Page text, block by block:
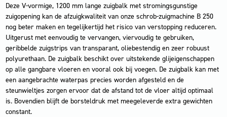
Deze V-vormige, 1200 mm lange zuigbalk met stromingsgunstige
zuigopening kan de afzuigkwaliteit van onze schrob-zuigmachine B 250
nog beter maken en tegelijkertijd het risico van verstopping reduceren.
Uitgerust met eenvoudig te vervangen, viervoudig te gebruiken,
geribbelde zuigstrips van transparant, oliebestendig en zeer robuust
polyurethaan. De zuigbalk beschikt over uitstekende glijeigenschappen
op alle gangbare vloeren en vooral ook bij voegen. De zuigbalk kan met
een aangebrachte waterpas precies worden afgesteld en de
steunwieltjes zorgen ervoor dat de afstand tot de vloer altijd optimaal
is. Bovendien blijft de borsteldruk met meegeleverde extra gewichten
constant.